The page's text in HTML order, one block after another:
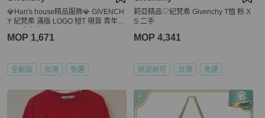
💎Han's house精品服飾💎 GIVENCH
Y 紀梵希 滿版 LOGO 短T 現貨 青年款
MOP 1,671
全新品 台灣 免運
莉亞精品♡紀梵希 Givenchy T恤 粉 X
S 二手
MOP 4,341
狀況尚可 台灣 免運